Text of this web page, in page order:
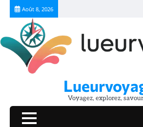
Skip
content
Août 8, 2026
Voyagez, explorez,